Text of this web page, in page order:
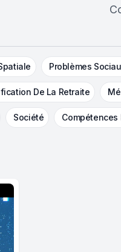
Problèmes
De La Retraite
Société Compétences